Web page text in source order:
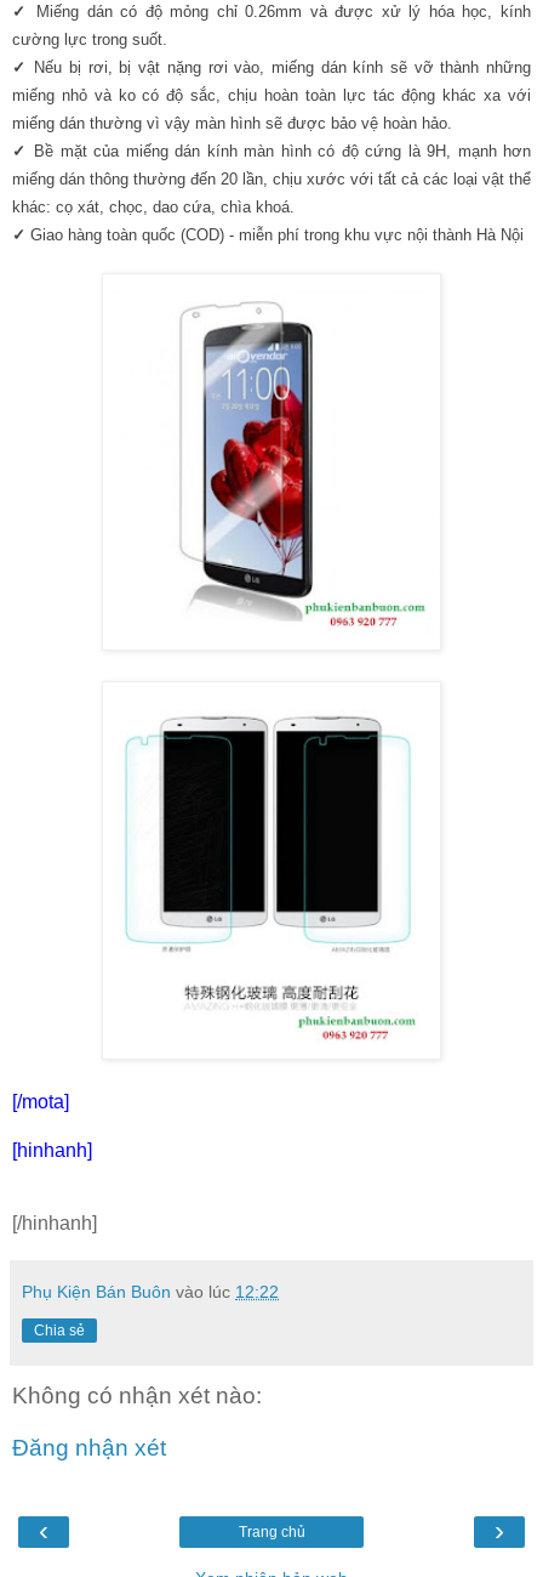
✓
Miếng dán có độ mỏng chỉ 0.26mm và được xử lý hóa học, kính
cường lực trong suốt.
✓
Nếu bị rơi, bị vật nặng rơi vào, miếng dán kính sẽ vỡ thành những
miếng nhỏ và ko có độ sắc, chịu hoàn toàn lực tác động khác xa với
miếng dán thường vì vậy màn hình sẽ được bảo vệ hoàn hảo.
✓
Bề mặt của miếng dán kính màn hình có độ cứng là 9H, mạnh hơn
miếng dán thông thường đến 20 lần, chịu xước với tất cả các loại vật thể
khác: cọ xát, chọc, dao cứa, chìa khoá.
✓ Giao hàng toàn quốc (COD) - miễn phí trong khu vực nội thành Hà Nội
[/mota]
[hinhanh]
[/hinhanh]
Phụ Kiện Bán Buôn vào lúc 12:22
Chia sẻ
Không có nhận xét nào:
Đăng nhận xét
‹ ›
Trang chủ